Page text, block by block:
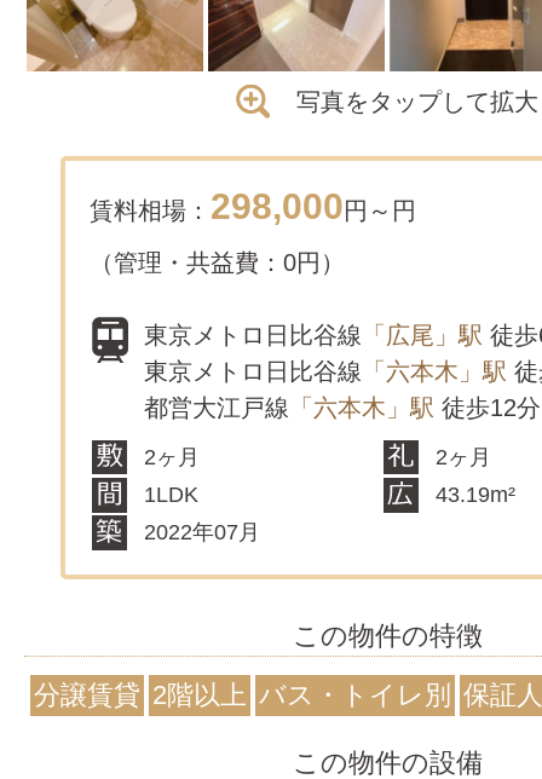
写真をタップして拡大
賃料相場： 298,000円～ 円
（管理・共益費：0円）
東京メトロ日比谷線 「広尾」駅 徒
東京メトロ日比谷線 「六本木」駅
都営大江戸線 「六本木」駅 徒歩12分
2ヶ月
2ヶ月
1LDK
43.19m²
2022年07月
この物件の特徴
分譲賃貸 2階以上 バス・トイレ別 保証
この物件の設備